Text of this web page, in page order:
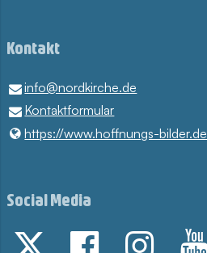
Kontakt
info@​nordkirche.​de
Kontaktformular
https://www.​hoffnungs-bilder.​de
Social Media